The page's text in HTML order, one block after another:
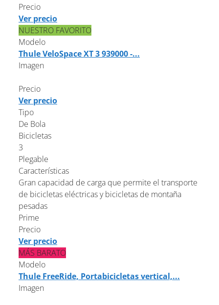
Precio
Ver precio
NUESTRO FAVORITO
Modelo
Thule VeloSpace XT 3 939000 -...
Imagen
Precio
Ver precio
Tipo
De Bola
Bicicletas
3
Plegable
Características
Gran capacidad de carga que permite el transporte
de bicicletas eléctricas y bicicletas de montaña
pesadas
Prime
Precio
Ver precio
MÁS BARATO
Modelo
Thule FreeRide, Portabicicletas vertical,...
Imagen